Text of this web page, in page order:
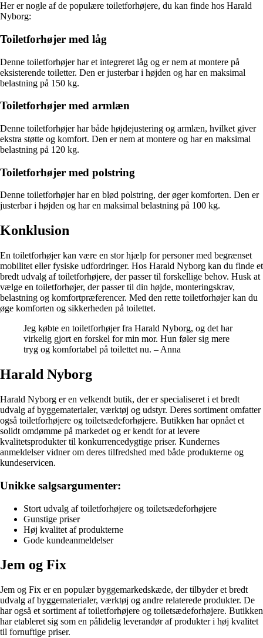
Her er nogle af de populære toiletforhøjere, du kan finde hos Harald
Nyborg:
Toiletforhøjer med låg
Denne toiletforhøjer har et integreret låg og er nem at montere på
eksisterende toiletter. Den er justerbar i højden og har en maksimal
belastning på 150 kg.
Toiletforhøjer med armlæn
Denne toiletforhøjer har både højdejustering og armlæn, hvilket giver
ekstra støtte og komfort. Den er nem at montere og har en maksimal
belastning på 120 kg.
Toiletforhøjer med polstring
Denne toiletforhøjer har en blød polstring, der øger komforten. Den er
justerbar i højden og har en maksimal belastning på 100 kg.
Konklusion
En toiletforhøjer kan være en stor hjælp for personer med begrænset
mobilitet eller fysiske udfordringer. Hos Harald Nyborg kan du finde et
bredt udvalg af toiletforhøjere, der passer til forskellige behov. Husk at
vælge en toiletforhøjer, der passer til din højde, monteringskrav,
belastning og komfortpræferencer. Med den rette toiletforhøjer kan du
øge komforten og sikkerheden på toilettet.
Jeg købte en toiletforhøjer fra Harald Nyborg, og det har
virkelig gjort en forskel for min mor. Hun føler sig mere
tryg og komfortabel på toilettet nu. – Anna
Harald Nyborg
Harald Nyborg er en velkendt butik, der er specialiseret i et bredt
udvalg af byggematerialer, værktøj og udstyr. Deres sortiment omfatter
også toiletforhøjere og toiletsædeforhøjere. Butikken har opnået et
solidt omdømme på markedet og er kendt for at levere
kvalitetsprodukter til konkurrencedygtige priser. Kundernes
anmeldelser vidner om deres tilfredshed med både produkterne og
kundeservicen.
Unikke salgsargumenter:
Stort udvalg af toiletforhøjere og toiletsædeforhøjere
Gunstige priser
Høj kvalitet af produkterne
Gode kundeanmeldelser
Jem og Fix
Jem og Fix er en populær byggemarkedskæde, der tilbyder et bredt
udvalg af byggematerialer, værktøj og andre relaterede produkter. De
har også et sortiment af toiletforhøjere og toiletsædeforhøjere. Butikken
har etableret sig som en pålidelig leverandør af produkter i høj kvalitet
til fornuftige priser.